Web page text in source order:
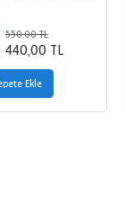
550,00 TL
440,00 TL
Ekle